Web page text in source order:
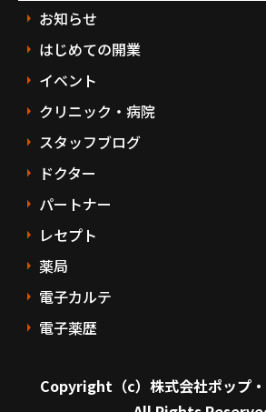
お知らせ
はじめての開業
イベント
クリニック・病院
スタッフブログ
ドクター
パートナー
レセプト
薬局
電子カルテ
電子薬歴
Copyright（c）株式会社ポップ